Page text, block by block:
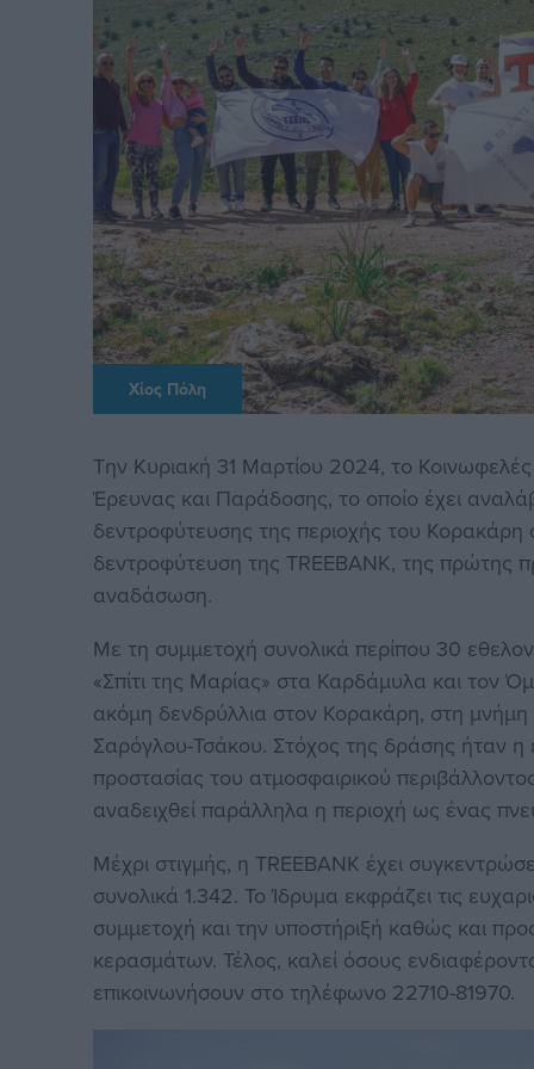
Χίος Πόλη
Την Κυριακή 31 Μαρτίου 2024, το
Έρευνας και Παράδοσης, το οποίο έχει
δεντροφύτευσης της περιοχής του Κορακάρη
δεντροφύτευση της TREEBANK, της πρώτης
αναδάσωση.
Με τη συμμετοχή συνολικά περίπου 30
«Σπίτι της Μαρίας» στα Καρδάμυλα και τον
ακόμη δενδρύλλια στον Κορακάρη, στη μνήμη
Σαρόγλου-Τσάκου. Στόχος της δράσης ήταν η
προστασίας του ατμοσφαιρικού
αναδειχθεί παράλληλα η περιοχή ως ένας
Μέχρι στιγμής, η TREEBANK έχει
συνολικά 1.342. Το Ίδρυμα εκφράζει τις
συμμετοχή και την υποστήριξή καθώς και
κερασμάτων. Τέλος, καλεί όσους
επικοινωνήσουν στο τηλέφωνο 22710-81970.